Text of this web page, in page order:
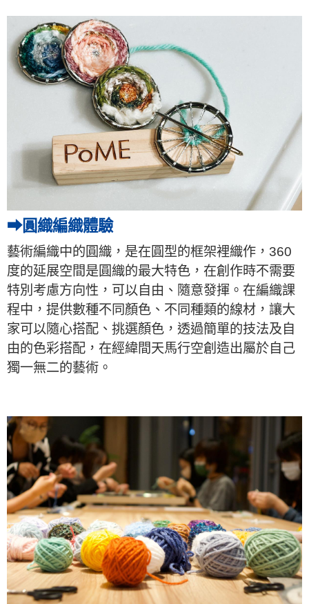
➡圓織編織體驗
藝術編織中的圓織，是在圓型的框架裡織作，360
度的延展空間是圓織的最大特色，在創作時不需要
特別考慮方向性，可以自由、隨意發揮。在編織課
程中，提供數種不同顏色、不同種類的線材，讓大
家可以隨心搭配、挑選顏色，透過簡單的技法及自
由的色彩搭配，在經緯間天馬行空創造出屬於自己
獨一無二的藝術。